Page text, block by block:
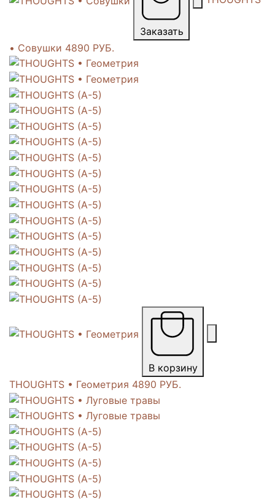
Заказать
• Совушки 4890 РУБ.
В корзину
THOUGHTS • Геометрия 4890 РУБ.